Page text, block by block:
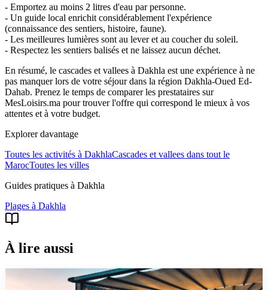
- Emportez au moins 2 litres d'eau par personne.
- Un guide local enrichit considérablement l'expérience
(connaissance des sentiers, histoire, faune).
- Les meilleures lumières sont au lever et au coucher du soleil.
- Respectez les sentiers balisés et ne laissez aucun déchet.
En résumé, le cascades et vallees à Dakhla est une expérience à ne
pas manquer lors de votre séjour dans la région Dakhla-Oued Ed-
Dahab. Prenez le temps de comparer les prestataires sur
MesLoisirs.ma pour trouver l'offre qui correspond le mieux à vos
attentes et à votre budget.
Explorer davantage
Toutes les activités à DakhlaCascades et vallees dans tout le
MarocToutes les villes
Guides pratiques à Dakhla
Plages à Dakhla
À lire aussi